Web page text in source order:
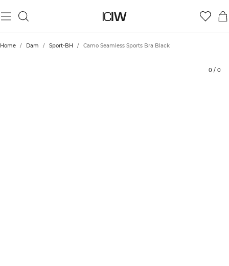
Home / Dam / Sport-BH / Camo Seamless Sports Bra Black
0 / 0